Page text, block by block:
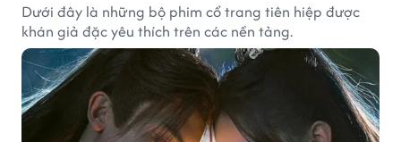
Dưới đây là những bộ phim cổ trang tiên hiệp được
khán giả đặc yêu thích trên các nền tảng.